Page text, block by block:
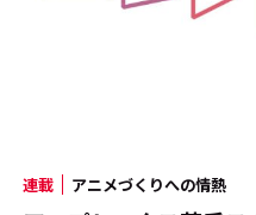
連載 アニメづくりへの情熱